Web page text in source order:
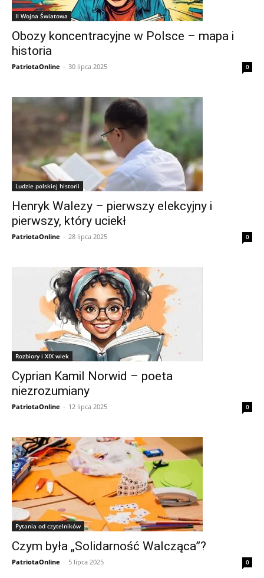
II Wojna Światowa
Obozy koncentracyjne w Polsce – mapa i
historia
PatriotaOnline - 30 lipca 2025 0
Ludzie polskiej historii
Henryk Walezy – pierwszy elekcyjny i
pierwszy, który uciekł
PatriotaOnline - 28 lipca 2025 0
Rozbiory i XIX wiek
Cyprian Kamil Norwid – poeta
niezrozumiany
PatriotaOnline - 12 lipca 2025 0
Pytania od czytelników
Czym była „Solidarność Walcząca”?
PatriotaOnline - 5 lipca 2025 0